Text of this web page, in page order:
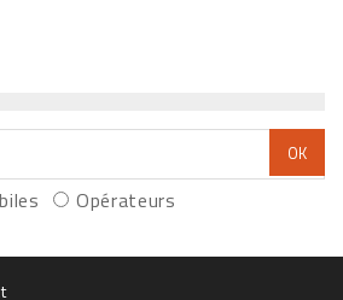
Opérateurs